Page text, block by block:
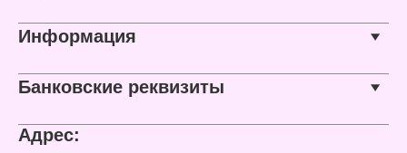
Информация
Банковские реквизиты
Адрес: